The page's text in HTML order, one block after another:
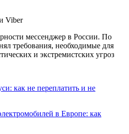
мессенджер в России. По
требования, необходимые для
и экстремистских угроз
как не переплатить и не
в Европе: как